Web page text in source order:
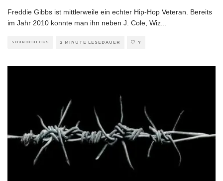
Freddie Gibbs ist mittlerweile ein echter Hip-Hop Veteran. Bereits
im Jahr 2010 konnte man ihn neben J. Cole, Wiz
SOUNDCHECKS 2 MINUTE LESEDAUER 7